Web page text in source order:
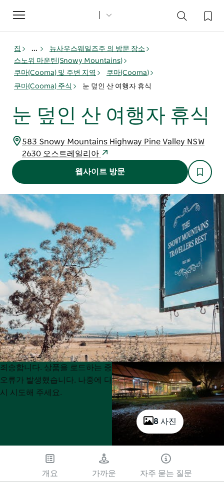
Toggle
navigation
집 ...
뉴사우스웨일즈주 의 방문 장소
스노위 마운틴(Snowy Mountains)
쿠마(Cooma) 및 주변 지역
쿠마(Cooma)
쿠마(Cooma) 주식
눈 덮인 산 여행자 휴식
눈 덮인 산 여행자 휴식
583 Snowy Mountains Highway Pine Valley NSW
2630 오스트레일리아
웹사이트 방문
8 사진
Product
List
Product
List
죄송합니다. 상품을 로드하는 중
오류가 발생했습니다. 나중에 다
시 시도해 주세요.
개요 가까운 자주 묻는 질문